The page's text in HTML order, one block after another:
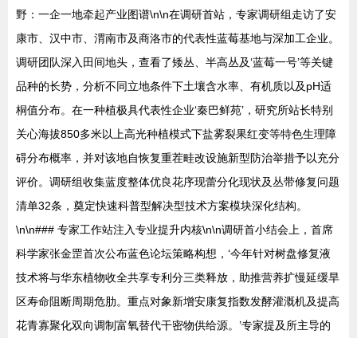
野：一企一地牵起产业图谱\n\n在调研首站，专家调研组走访了安
康市、汉中市、渭南市及商洛市的代表性蓝莓基地与深加工企业。
调研团队深入田间地头，查看了矮丛、半高丛及‘蓝莓一号’等关键
品种的长势，分析不同立地条件下土壤含水率、有机质以及pH适
桐值分布。在一种植极具代表性企业‘秦巴鲜苑’，研究所站长特别
关心海拔850多米以上高光种植模式下盐雾裂果红变等特色生理障
碍分布概率，并对该地自恢复重茬畦改设施新型防治举措予以充分
评价。调研组收集蓝度整体优良花序现蕾分化现状及丛带修复问题
清单32条，奠定快速科普型解决型技术方案模块深化结构。
\n\n### 专家工作站注入专业提升内核\n\n调研首小结会上，首席
科学家张金罡首次公布蓝色论坛策略构想，‘今年针对树盘修复液
技术将与华东植物收全共享专利分三类释放，助推营养扩慢延缓旱
区寿命阻断周期危肋。重点对象新增安康复指数发酵灌溉机及提高
花青寡聚化双向调制富氧替代干密物供给源。’专家提及所主导的